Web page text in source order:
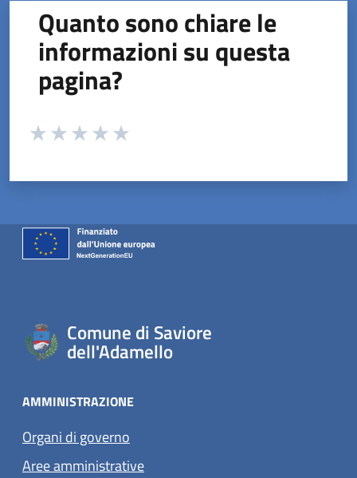
Quanto sono chiare le
informazioni su questa
pagina?
Valuta da 1 a 5 stelle la pagina
Comune di Saviore
dell'Adamello
AMMINISTRAZIONE
Organi di governo
Aree amministrative